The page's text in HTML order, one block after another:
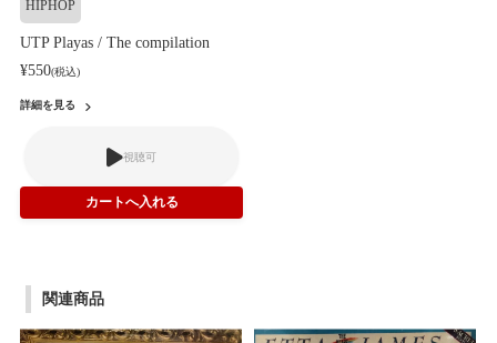
HIPHOP
UTP Playas / The compilation
¥550(税込)
詳細を見る
視聴可
関連商品